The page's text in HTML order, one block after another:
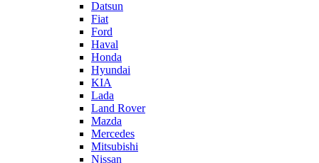
Datsun
Fiat
Ford
Haval
Honda
Hyundai
KIA
Lada
Land Rover
Mazda
Mercedes
Mitsubishi
Nissan